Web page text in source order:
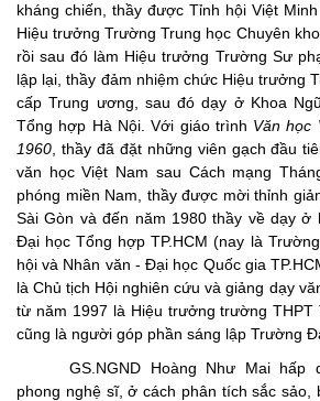
kháng chiến, thầy được Tỉnh hội Việt
Hiệu trưởng Trường Trung học Chuyên
rồi sau đó làm Hiệu trưởng Trường Sư
lập lại, thầy đảm nhiệm chức Hiệu trưởng
cấp Trung ương, sau đó dạy ở Khoa
Tổng hợp Hà Nội. Với giáo trình Văn học
1960 , thầy đã đặt những viên gạch đầu
văn học Việt Nam sau Cách mạng
phóng miền Nam, thầy được mời thỉnh
Sài Gòn và đến năm 1980 thầy về dạy ở
Đại học Tổng hợp TP.HCM (nay là
hội và Nhân văn - Đại học Quốc gia
là Chủ tịch Hội nghiên cứu và giảng dạy
từ năm 1997 là Hiệu trưởng trường THPT
cũng là người góp phần sáng lập Trường
GS.NGND Hoàng Như Mai
phong nghệ sĩ, ở cách phân tích sắc sảo,